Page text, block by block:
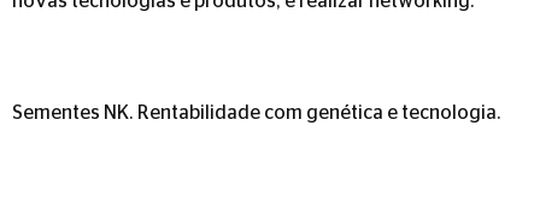
Sementes NK. Rentabilidade com genética e tecnologia.